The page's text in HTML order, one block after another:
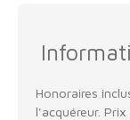
Honoraires
l'acquéreur.